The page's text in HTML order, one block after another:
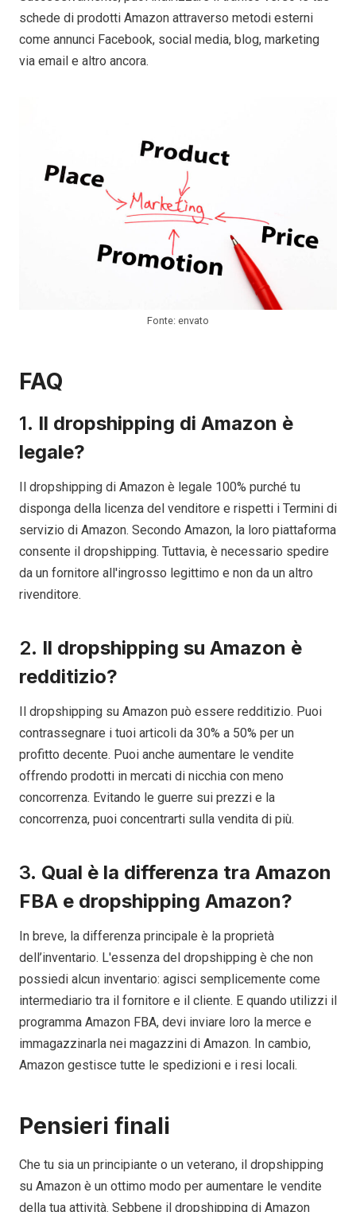
schede di prodotti Amazon attraverso metodi esterni
come annunci Facebook, social media, blog, marketing
via email e altro ancora.
Fonte: envato
FAQ
1. Il dropshipping di Amazon è
legale?
Il dropshipping di Amazon è legale 100% purché tu
disponga della licenza del venditore e rispetti i Termini di
servizio di Amazon. Secondo Amazon, la loro piattaforma
consente il dropshipping. Tuttavia, è necessario spedire
da un fornitore all'ingrosso legittimo e non da un altro
rivenditore.
2. Il dropshipping su Amazon è
redditizio?
Il dropshipping su Amazon può essere redditizio. Puoi
contrassegnare i tuoi articoli da 30% a 50% per un
profitto decente. Puoi anche aumentare le vendite
offrendo prodotti in mercati di nicchia con meno
concorrenza. Evitando le guerre sui prezzi e la
concorrenza, puoi concentrarti sulla vendita di più.
3. Qual è la differenza tra Amazon
FBA e dropshipping Amazon?
In breve, la differenza principale è la proprietà
dell’inventario. L'essenza del dropshipping è che non
possiedi alcun inventario: agisci semplicemente come
intermediario tra il fornitore e il cliente. E quando utilizzi il
programma Amazon FBA, devi inviare loro la merce e
immagazzinarla nei magazzini di Amazon. In cambio,
Amazon gestisce tutte le spedizioni e i resi locali.
Pensieri finali
Che tu sia un principiante o un veterano, il dropshipping
su Amazon è un ottimo modo per aumentare le vendite
della tua attività. Sebbene il dropshipping di Amazon